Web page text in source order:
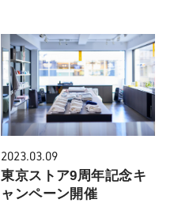
2023.03.09
東京ストア9周年記念キ
ャンペーン開催